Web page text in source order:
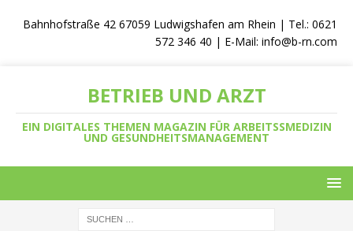
Bahnhofstraße 42 67059 Ludwigshafen am Rhein | Tel.: 0621
572 346 40 | E-Mail: info@b-rn.com
BETRIEB UND ARZT
EIN DIGITALES THEMEN MAGAZIN FÜR ARBEITSSMEDIZIN
UND GESUNDHEITSMANAGEMENT